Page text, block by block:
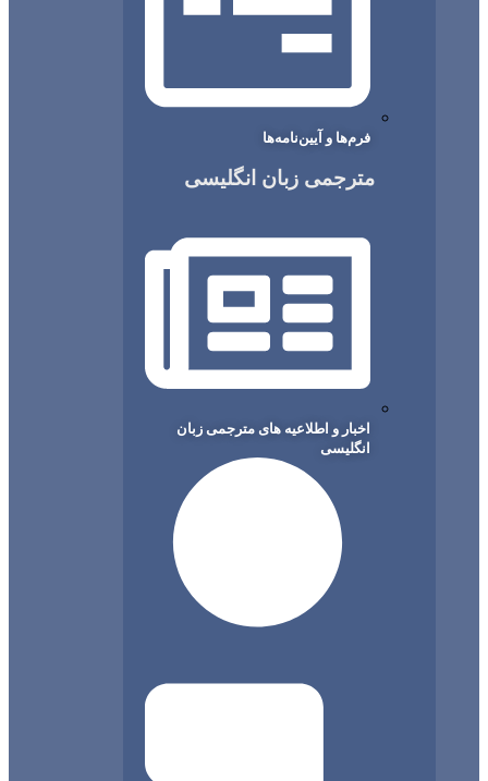
فرم‌ها و آیین‌نامه‌ها
مترجمی زبان انگلیسی
اخبار و اطلاعیه های مترجمی زبان